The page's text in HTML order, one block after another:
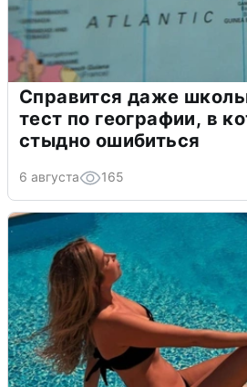
Справится даже
тест по географии, в
стыдно ошибиться
6 августа 165